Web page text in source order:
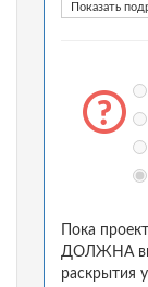
Показать
Пока
ДОЛЖНА
раскрытия